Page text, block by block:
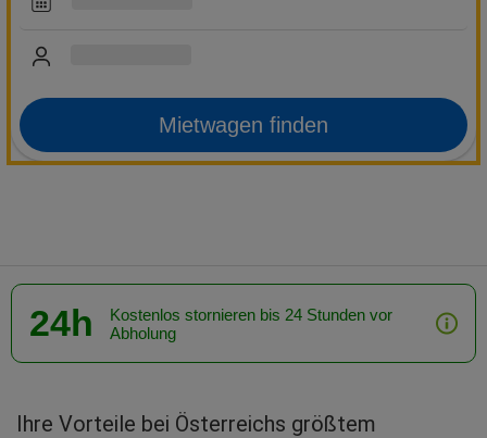
Mietwagen finden
24h
Kostenlos stornieren bis 24 Stunden vor
Abholung
Ihre Vorteile bei Österreichs größtem